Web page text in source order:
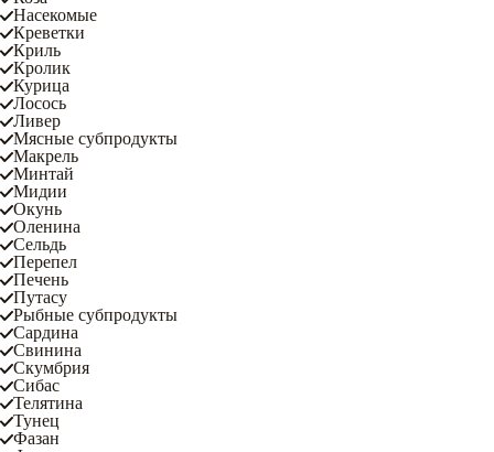
Насекомые
Креветки
Криль
Кролик
Курица
Лосось
Ливер
Мясные субпродукты
Макрель
Минтай
Мидии
Окунь
Оленина
Сельдь
Перепел
Печень
Путасу
Рыбные субпродукты
Сардина
Свинина
Скумбрия
Сибас
Телятина
Тунец
Фазан